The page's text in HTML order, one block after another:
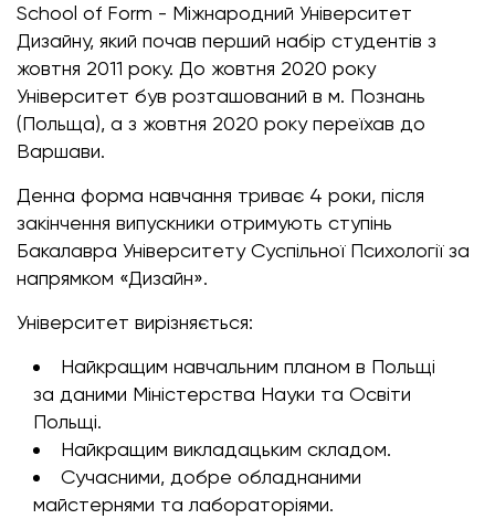
School of Form - Міжнародний Університет
Дизайну, який почав перший набір студентів з
жовтня 2011 року. До жовтня 2020 року
Університет був розташований в м. Познань
(Польща), а з жовтня 2020 року переїхав до
Варшави.
Денна форма навчання триває 4 роки, після
закінчення випускники отримують ступінь
Бакалавра Університету Суспільної Психології за
напрямком «Дизайн».
Університет вирізняється:
Найкращим навчальним планом в Польщі
за даними Міністерства Науки та Освіти
Польщі.
Найкращим викладацьким складом.
Сучасними, добре обладнаними
майстернями та лабораторіями.